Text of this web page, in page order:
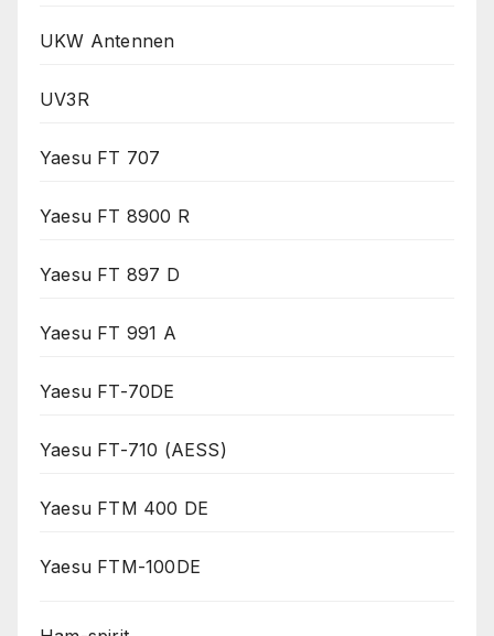
UKW Antennen
UV3R
Yaesu FT 707
Yaesu FT 8900 R
Yaesu FT 897 D
Yaesu FT 991 A
Yaesu FT-70DE
Yaesu FT-710 (AESS)
Yaesu FTM 400 DE
Yaesu FTM-100DE